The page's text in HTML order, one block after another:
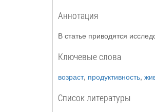
Аннотация
В статье приводятся
Ключевые слова
возраст, продуктивность,
Список литературы